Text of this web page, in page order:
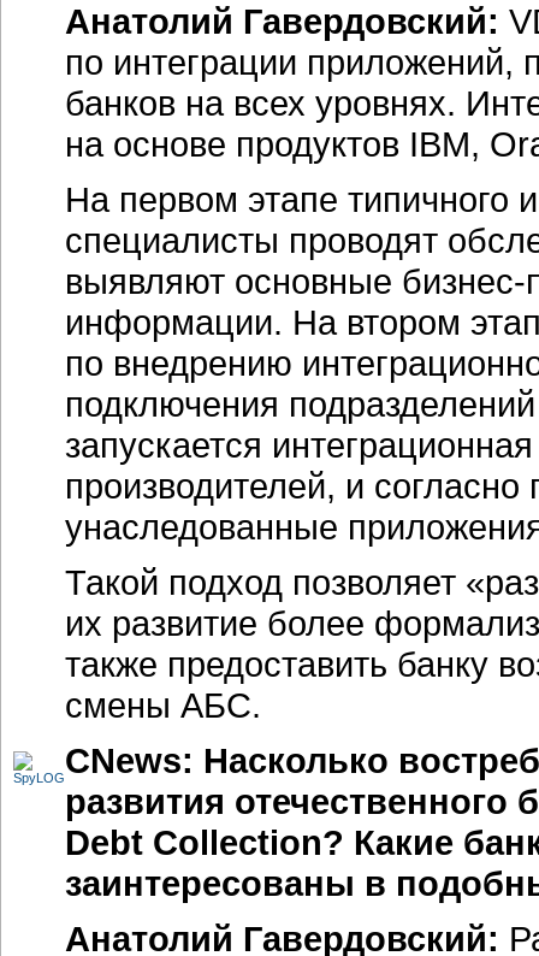
Анатолий Гавердовский:
по интеграции приложений,
банков на всех уровнях.
на основе продуктов IBM,
На первом этапе типичного
специалисты проводят
выявляют основные
информации. На втором
по внедрению
подключения
запускается
производителей, и
унаследованные
Такой подход позволяет
их развитие более
также предоставить банку
смены АБС.
CNews: Насколько
развития отечественного
Debt Collection? Какие
заинтересованы в
Анатолий Гавердовский: